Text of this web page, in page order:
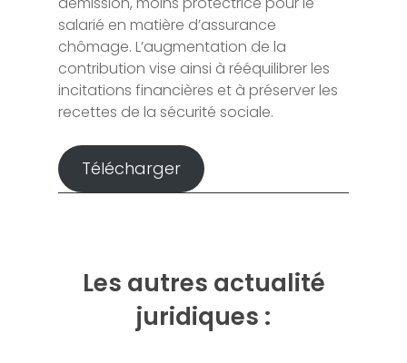
salarié en matière d’assurance
chômage. L’augmentation de la
contribution vise ainsi à rééquilibrer les
incitations financières et à préserver les
recettes de la sécurité sociale.
Télécharger
Les autres actualité
juridiques :